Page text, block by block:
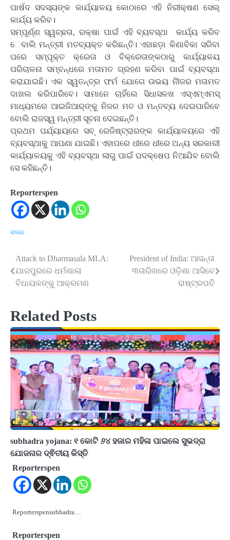
ପାର୍ଷଦ ସଦସ୍ୟଙ୍କ କାର୍ଯ୍ୟାଳୟ କୋଠାରେ ଏହି ନିରୀକ୍ଷଣ ସେଲ୍‍
କାର୍ଯ୍ୟ କରିବ।
ସମ୍ପୂର୍ଣ୍ଣ ସ୍‍ୱଚ୍ଛତା, ରକ୍ଷା ପାଇଁ ଏହି ବ୍ୟବସ୍ଥା କାର୍ଯ୍ୟ କରିବ
େବାଲି ମନ୍ତ୍ରୀ ମତବ୍ୟକ୍ତ କରିଛନ୍ତି। ଏହାଛଡ଼ା କିଣାବିକା ସରିବା
ପରେ ସମ୍ପୃକ୍ତ କ୍ରେତା ଓ ବିକ୍ରେତାଙ୍କଠାରୁ କାର୍ଯ୍ୟାଳୟ
ପରିଚାଳନା ସମ୍ବନ୍ଧରେ ମତାମତ ଗ୍ରହଣ କରିବା ପାଇଁ ବ୍ୟବସ୍ଥା
କରାଯାଇଛି। ଏକ ସ୍ୱତନ୍ତ୍ର ଫର୍ମ ଯୋଗେ ଉଭୟ ନିୀଜର ମତାମତ
ଦାଖଲ କରିପାରିବେ। ସାମାନେ ଚାହିଁଲେ ସିଧାସଳଖ ଏସ୍‍ଏମ୍‍ଏମସ୍‍
ମାଧ୍ୟମରେ ଆଇଜିଆର୍‍ଙ୍କୁ ନିଜର ମତ ଓ ମନ୍ତବ୍ୟ ଦେଇପାରିବେ
ବୋଲି ରାଜସ୍ୱ ମନ୍ତ୍ରୀ ସୂଚନା ଦେଇଛନ୍ତି।
ପ୍ରଥମ ପର୍ଯ୍ୟାୟରେ ସବ୍‍ ରେଜିଷ୍ଟ୍ରାରଙ୍କ କାର୍ଯ୍ୟାଳୟରେ ଏହି
ବ୍ୟବସ୍ଥାକୁ ଆପଣା ଯାଇଛି। ଏହାପରେ ଧୀରେ ଧୀରେ ଅନ୍ୟ ସରକାରୀ
କାର୍ଯ୍ୟାଳୟକୁ ଏହି ବ୍ୟବସ୍ଥା ଲାଗୁ ପାଇଁ ପଦକ୍ଷେପ ନିଆଯିବ ବୋଲି
ସେ କହିଛନ୍ତି।
Reporterspen
ରାଜ୍ୟ
Post
navigation
Attack to Dharmasala MLA:
ଯାଜପୁରରେ ଧର୍ମଶାଳା
ବିଧାୟକଙ୍କୁ ଆକ୍ରମଣ
President of India: ଆସନ୍ତା
୩ତାରିଖରେ ଓଡ଼ିଶା ଆସିବେ
ରାଷ୍ଟ୍ରପତି
Related Posts
subhadra yojana: ୧ କୋଟି ୬୪ ହଜାର ମହିଳା ପାଇଲେ ସୁଭଦ୍ରା
ଯୋଜନାର ଦ୍ଵିତୀୟ କିସ୍ତି
Reporterspen
Reporterspensubhadra…
Reporterspen